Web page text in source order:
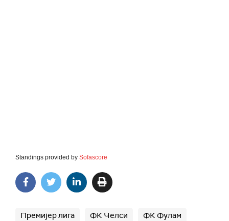
Standings provided by Sofascore
Премијер лига ФК Челси ФК Фулам